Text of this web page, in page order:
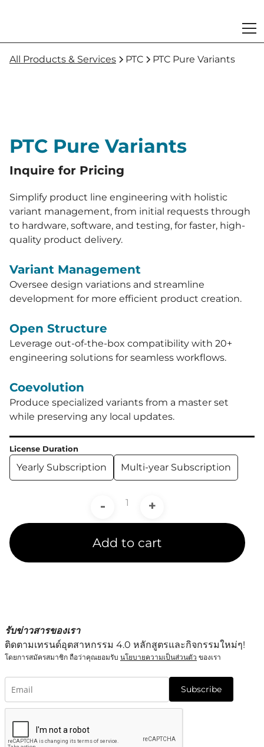
All Products & Services PTC PTC Pure Variants
PTC Pure Variants
Inquire for Pricing
Simplify product line engineering with holistic
variant management, from initial requests through
to hardware, software, and testing, for faster, high-
quality product delivery.
Variant Management
Oversee design variations and streamline
development for more efficient product creation.
Open Structure
Leverage out-of-the-box compatibility with 20+
engineering solutions for seamless workflows.
Coevolution
Produce specialized variants from a master set
while preserving any local updates.
License Duration
Yearly Subscription Multi-year Subscription
- +
Add to cart
รับข่าวสารของเรา
ติดตามเทรนด์อุตสาหกรรม 4.0 หลักสูตรและกิจกรรมใหม่ๆ!
โดยการสมัครสมาชิก ถือว่าคุณยอมรับ นโยบายความเป็นส่วนตัว ของเรา
Subscribe